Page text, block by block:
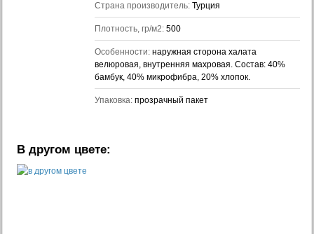
Страна производитель: Турция
Плотность, гр/м2: 500
Особенности: наружная сторона халата
велюровая, внутренняя махровая. Состав: 40%
бамбук, 40% микрофибра, 20% хлопок.
Упаковка: прозрачный пакет
В другом цвете: